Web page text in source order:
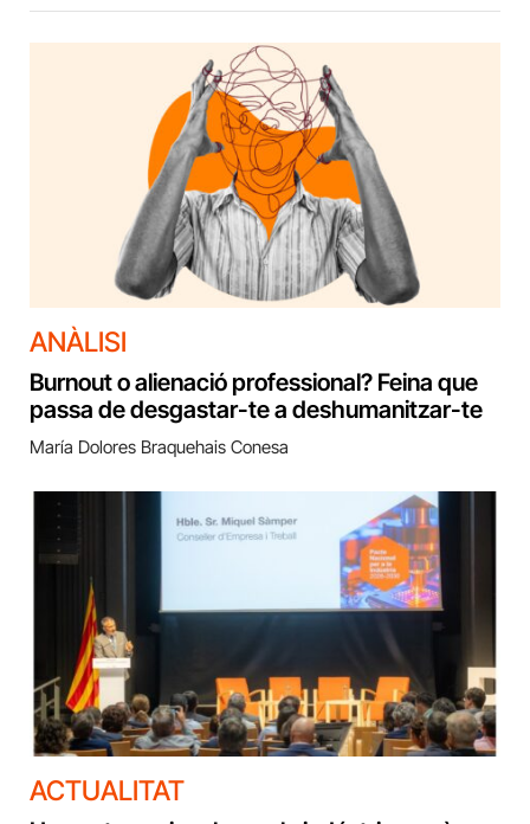
ANÀLISI
Burnout o alienació professional? Feina que
passa de desgastar-te a deshumanitzar-te
María Dolores Braquehais Conesa
ACTUALITAT